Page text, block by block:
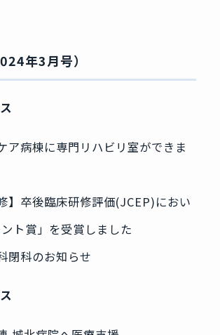
年3月号）
ア病棟に専門リハビリ室ができま
】卒後臨床研修評価(JCEP)におい
ト賞」を受賞しました
閉科のお知らせ